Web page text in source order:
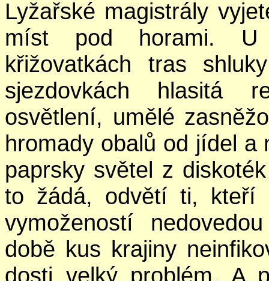
Lyžařské magistrály
míst pod horami. U
křižovatkách tras
sjezdovkách hlasitá
osvětlení, umělé
hromady obalů od jídel a
paprsky světel z
to žádá, odvětí ti, kteří
vymožeností
době kus krajiny
dosti velký problém. A